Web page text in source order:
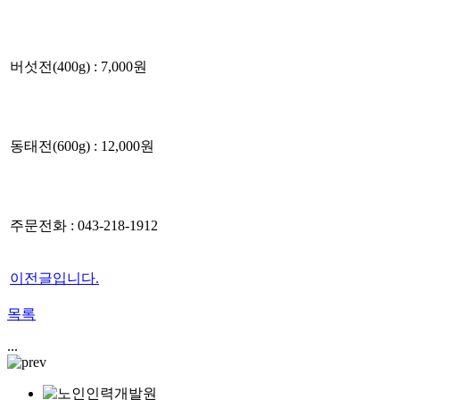
버섯전(400g) : 7,000원
동태전(600g) : 12,000원
주문전화 : 043-218-1912
이전글입니다.
목록
...